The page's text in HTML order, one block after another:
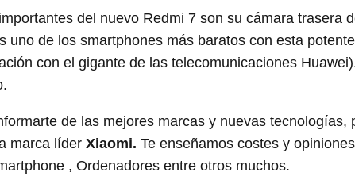
del nuevo Redmi 7 son su cámara trasera
uno de los smartphones más baratos con esta
con el gigante de las telecomunicaciones
de las mejores marcas y nuevas
marca líder Xiaomi. Te enseñamos costes y
, Ordenadores entre otros muchos.